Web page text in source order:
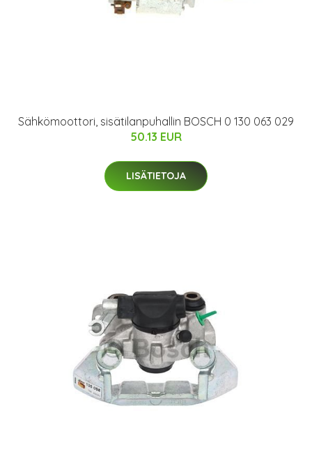
Sähkömoottori, sisätilanpuhallin BOSCH 0 130 063 029
50.13 EUR
LISÄTIETOJA